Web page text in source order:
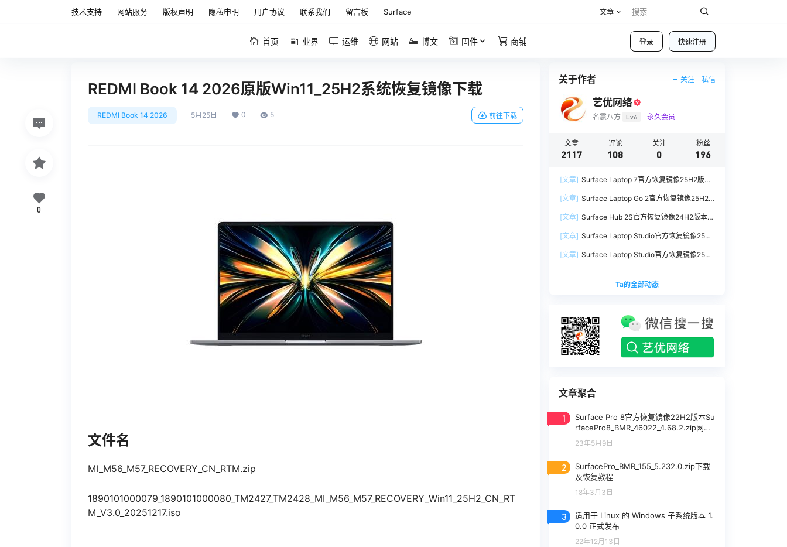
技术支持 网站服务 版权声明 隐私申明 用户协议 联系我们 留言板 Surface 文章
登录 快速注册
首页 业界 运维 网站 博文 固件 商铺
REDMI Book 14 2026原版Win11_25H2系统恢复镜像下载
REDMI Book 14 2026 5月25日 0 5 前往下载
文件名
MI_M56_M57_RECOVERY_CN_RTM.zip
1890101000079_1890101000080_TM2427_TM2428_MI_M56_M57_RECOVERY_Win11_25H2_CN_RT
M_V3.0_20251217.iso
0
关于作者 关注 私信
艺优网络
名震八方 Lv6 永久会员
文章
2117
评论
108
关注
0
粉丝
196
[文章] Surface Laptop 7官方恢复镜像25H2版本
254.zip网盘下载
[文章] Surface Laptop Go 2官方恢复镜像25H2
SurfaceLaptopGo2_BMR_42032_2026.507.118
98505.zip网盘下载
[文章] Surface Hub 2S官方恢复镜像24H2版本
7.zip网盘下载
[文章] Surface Laptop Studio官方恢复镜像25H2
SurfaceLaptopStudio_BMR_42032_2026.402.1
[文章] Surface Laptop Studio官方恢复镜像25H2
SurfaceLaptopStudio_BMR_12010_2026.402.11
740375.zip网盘下载
Ta的全部动态
文章聚合
1
Surface Pro 8官方恢复镜像22H2版本Su
rfacePro8_BMR_46022_4.68.2.zip网盘
下载
23年5月9日
2
SurfacePro_BMR_155_5.232.0.zip下载
及恢复教程
18年3月3日
3
适用于 Linux 的 Windows 子系统版本 1.
0.0 正式发布
22年12月13日